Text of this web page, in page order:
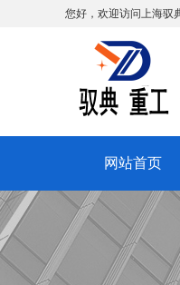
您好，欢迎访问上海驭
网站首页